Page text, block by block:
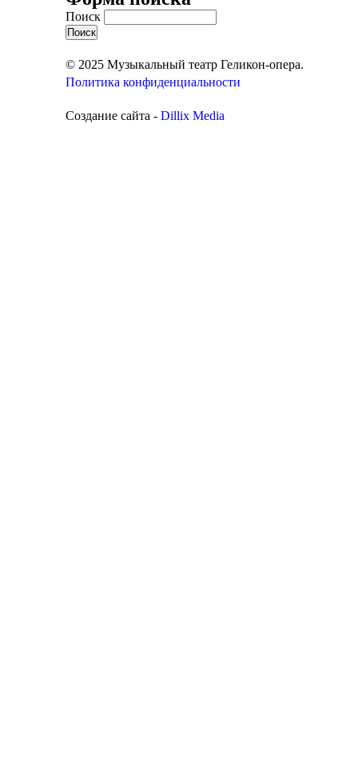
Поиск
© 2025 Музыкальный театр Геликон-опера.
Политика конфиденциальности
Создание сайта - Dillix Media